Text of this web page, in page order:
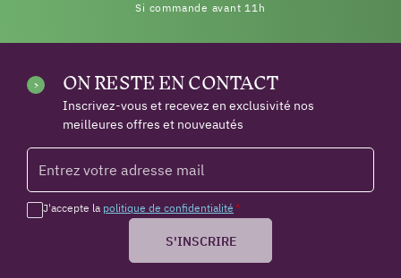
Si commande avant 11h
ON RESTE EN CONTACT
Inscrivez-vous et recevez en exclusivité nos
meilleures offres et nouveautés
J'accepte la politique de confidentialité *
S'INSCRIRE